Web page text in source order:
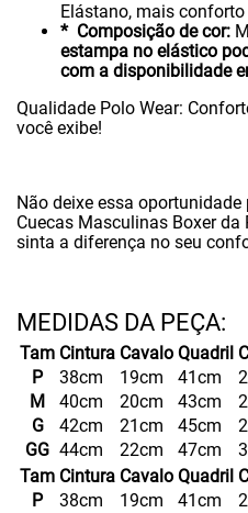
Elástano, mais conforto
* Composição de cor:
estampa no elástico
com a disponibilidade
Qualidade Polo Wear:
você exibe!
Não deixe essa
Cuecas Masculinas Boxer da
sinta a diferença no seu
Tam Cintura Cavalo Quadril
P
38cm 19cm 41cm
M
40cm 20cm 43cm
G
42cm 21cm 45cm
GG 44cm 22cm 47cm
Tam Cintura Cavalo Quadril
P
38cm 19cm 41cm